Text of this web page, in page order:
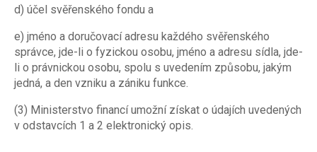
d) účel svěřenského fondu a
e) jméno a doručovací adresu každého svěřenského
správce, jde-li o fyzickou osobu, jméno a adresu sídla, jde-
li o právnickou osobu, spolu s uvedením způsobu, jakým
jedná, a den vzniku a zániku funkce.
(3) Ministerstvo financí umožní získat o údajích uvedených
v odstavcích 1 a 2 elektronický opis.